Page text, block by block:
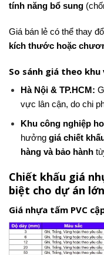
tính năng bổ sung
Giá bán lẻ có thể thay
kích thước hoặc
So sánh giá theo khu
Hà Nội & TP.HCM:
vực lân cận, do chi
Khu công nghiệp
hưởng giá chiết
hàng và bảo hành
Chiết khấu giá
biệt cho dự án
Giá nhựa tấm PVC